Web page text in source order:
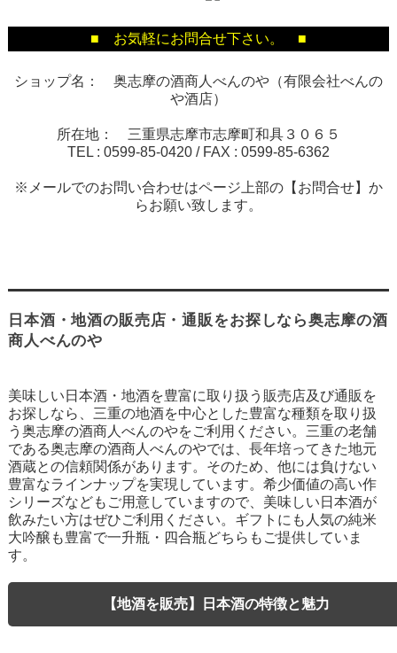
■ お気軽にお問合せ下さい。 ■
ショップ名： 奥志摩の酒商人べんのや（有限会社べんの
や酒店）
所在地： 三重県志摩市志摩町和具３０６５
TEL : 0599-85-0420 / FAX : 0599-85-6362
※メールでのお問い合わせはページ上部の【お問合せ】か
らお願い致します。
日本酒・地酒の販売店・通販をお探しなら奥志摩の酒
商人べんのや
美味しい日本酒・地酒を豊富に取り扱う販売店及び通販を
お探しなら、三重の地酒を中心とした豊富な種類を取り扱
う奥志摩の酒商人べんのやをご利用ください。三重の老舗
である奥志摩の酒商人べんのやでは、長年培ってきた地元
酒蔵との信頼関係があります。そのため、他には負けない
豊富なラインナップを実現しています。希少価値の高い作
シリーズなどもご用意していますので、美味しい日本酒が
飲みたい方はぜひご利用ください。ギフトにも人気の純米
大吟醸も豊富で一升瓶・四合瓶どちらもご提供していま
す。
【地酒を販売】日本酒の特徴と魅力